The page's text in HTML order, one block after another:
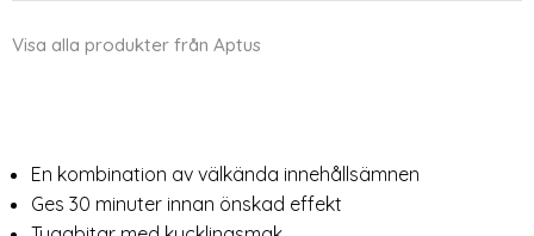
Visa alla produkter från Aptus
En kombination av välkända innehållsämnen
Ges 30 minuter innan önskad effekt